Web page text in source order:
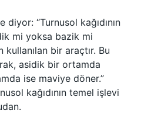
“Turnusol kağıdının
mi yoksa bazik mi
bir araçtır. Bu
asidik bir ortamda
ise maviye döner.”
kağıdının temel işlevi